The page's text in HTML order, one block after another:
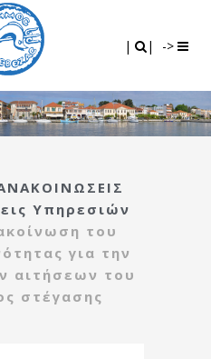
| | ->
Υπηρεσιών
του
για την
αιτήσεων του
στέγασης